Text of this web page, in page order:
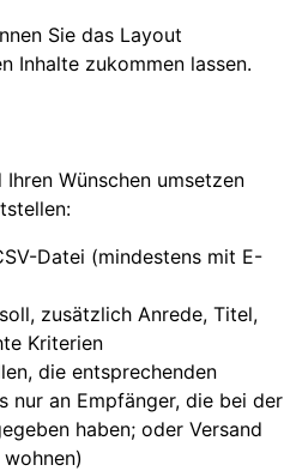
Sie das Layout
Inhalte zukommen lassen.
Wünschen umsetzen
Datei (mindestens mit E-
zusätzlich Anrede, Titel,
Kriterien
die entsprechenden
nur an Empfänger, die bei der
haben; oder Versand
wohnen)